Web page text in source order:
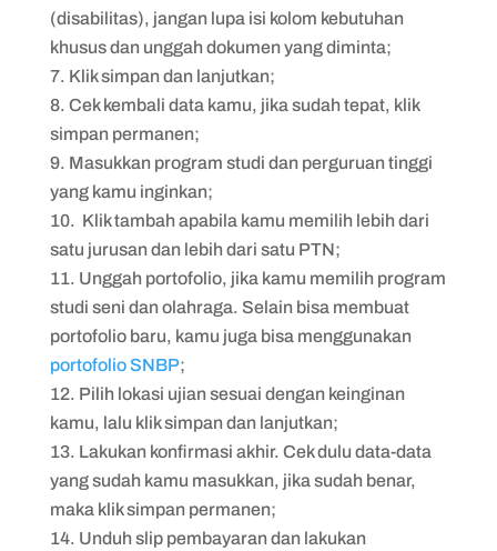
(disabilitas), jangan lupa isi kolom kebutuhan
khusus dan unggah dokumen yang diminta;
Klik simpan dan lanjutkan;
Cek kembali data kamu, jika sudah tepat, klik
simpan permanen;
Masukkan program studi dan perguruan tinggi
yang kamu inginkan;
Klik tambah apabila kamu memilih lebih dari
satu jurusan dan lebih dari satu PTN;
Unggah portofolio, jika kamu memilih program
studi seni dan olahraga. Selain bisa membuat
portofolio baru, kamu juga bisa menggunakan
portofolio SNBP;
Pilih lokasi ujian sesuai dengan keinginan
kamu, lalu klik simpan dan lanjutkan;
Lakukan konfirmasi akhir. Cek dulu data-data
yang sudah kamu masukkan, jika sudah benar,
maka klik simpan permanen;
Unduh slip pembayaran dan lakukan